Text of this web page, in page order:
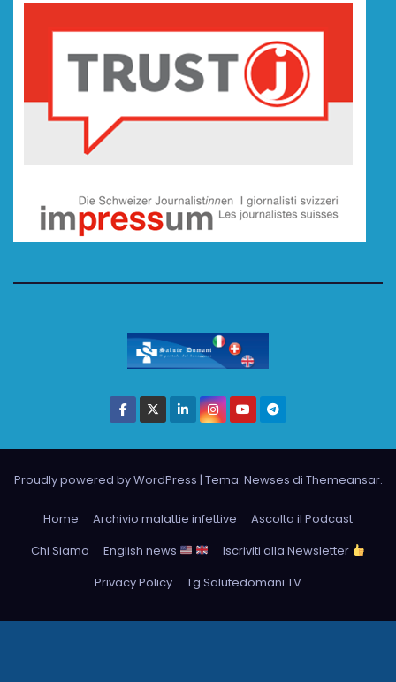
Proudly powered by WordPress | Tema: Newses di Themeansar.
Home Archivio malattie infettive
Ascolta il Podcast
Chi Siamo
English news
Iscriviti alla Newsletter
Privacy Policy
Tg Salutedomani TV